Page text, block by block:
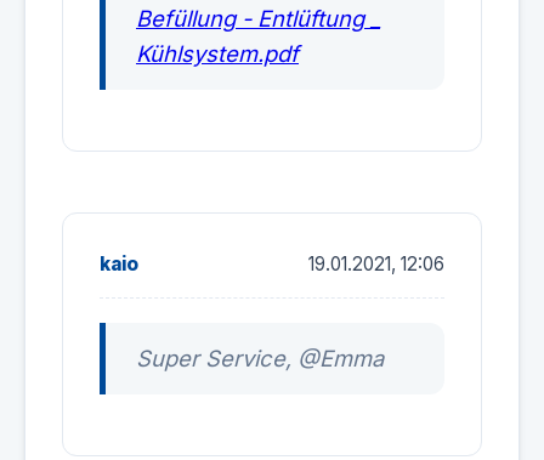
Befüllung - Entlüftung _
Kühlsystem.pdf
kaio 19.01.2021, 12:06
Super Service, @Emma